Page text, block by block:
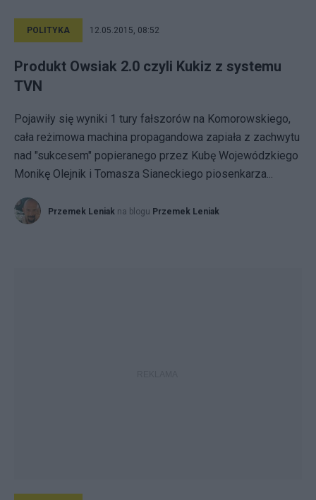
POLITYKA 12.05.2015, 08:52
Produkt Owsiak 2.0 czyli Kukiz z systemu
TVN
Pojawiły się wyniki 1 tury fałszorów na Komorowskiego,
cała reżimowa machina propagandowa zapiała z zachwytu
nad "sukcesem" popieranego przez Kubę Wojewódzkiego
Monikę Olejnik i Tomasza Sianeckiego piosenkarza...
Przemek Leniak na blogu Przemek Leniak